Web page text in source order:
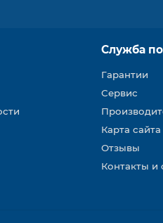
Служба
Гарантии
Сервис
Карта сайта
Отзывы
Контакты и